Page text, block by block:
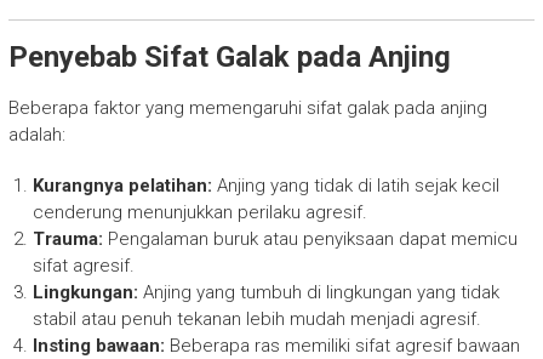
Penyebab Sifat Galak pada Anjing
Beberapa faktor yang memengaruhi sifat galak pada anjing
adalah:
Kurangnya pelatihan: Anjing yang tidak di latih sejak kecil
cenderung menunjukkan perilaku agresif.
Trauma: Pengalaman buruk atau penyiksaan dapat memicu
sifat agresif.
Lingkungan: Anjing yang tumbuh di lingkungan yang tidak
stabil atau penuh tekanan lebih mudah menjadi agresif.
Insting bawaan: Beberapa ras memiliki sifat agresif bawaan